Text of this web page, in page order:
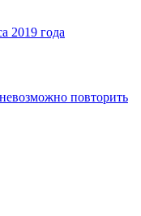
2019 года
повторить